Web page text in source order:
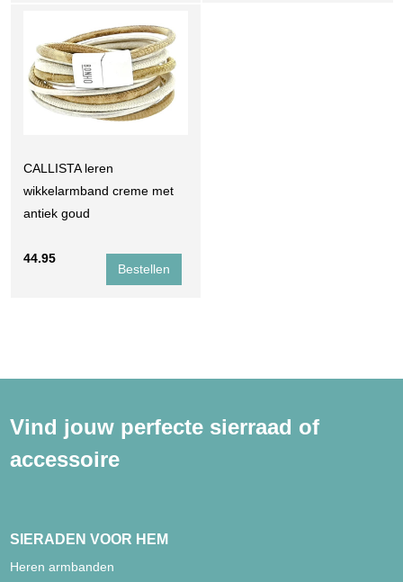
CALLISTA leren
wikkelarmband creme met
antiek goud
44.95
Vind jouw perfecte sierraad of
accessoire
SIERADEN VOOR HEM
Heren armbanden